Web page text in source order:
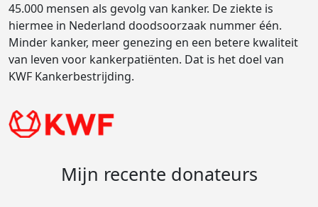
45.000 mensen als gevolg van kanker. De ziekte is
hiermee in Nederland doodsoorzaak nummer één.
Minder kanker, meer genezing en een betere kwaliteit
van leven voor kankerpatiënten. Dat is het doel van
KWF Kankerbestrijding.
Mijn recente donateurs